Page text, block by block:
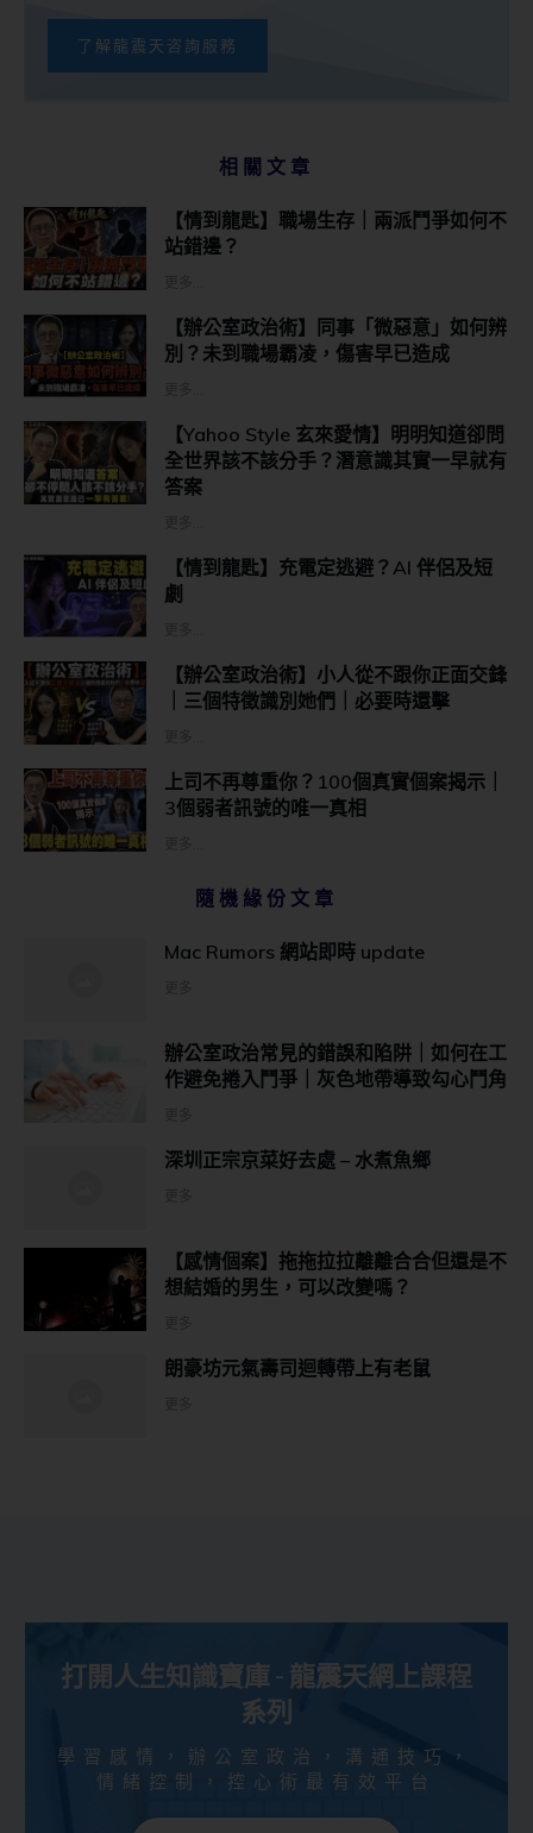
了解龍震天咨詢服務
相關文章
【情到龍匙】職場生存｜兩派鬥爭如何不
站錯邊？
【辦公室政治術】同事「微惡意」如何辨
別？未到職場霸凌，傷害早已造成
【Yahoo Style 玄來愛情】明明知道卻問
全世界該不該分手？潛意識其實一早就有
答案
【情到龍匙】充電定逃避？AI 伴侶及短
劇
【辦公室政治術】小人從不跟你正面交鋒
｜三個特徵識別她們｜必要時還擊
上司不再尊重你？100個真實個案揭示｜
3個弱者訊號的唯一真相
隨機緣份文章
Mac Rumors 網站即時 update
辦公室政治常見的錯誤和陷阱｜如何在工
作避免捲入鬥爭｜灰色地帶導致勾心鬥角
深圳正宗京菜好去處 – 水煮魚鄉
【感情個案】拖拖拉拉離離合合但還是不
想結婚的男生，可以改變嗎？
朗豪坊元氣壽司迴轉帶上有老鼠
打開人生知識寶庫 - 龍震天網上課程
系列
學習感情，辦公室政治，溝通技巧，
情緒控制，控心術最有效平台